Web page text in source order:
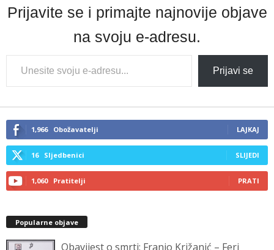
Prijavite se i primajte najnovije objave
na svoju e-adresu.
Type
your
email…
Prijavi se
1,966 Obožavatelji LAJKAJ
16 Sljedbenici SLIJEDI
1,060 Pratitelji PRATI
Popularne objave
Obavijest o smrti: Franjo Križanić – Feri